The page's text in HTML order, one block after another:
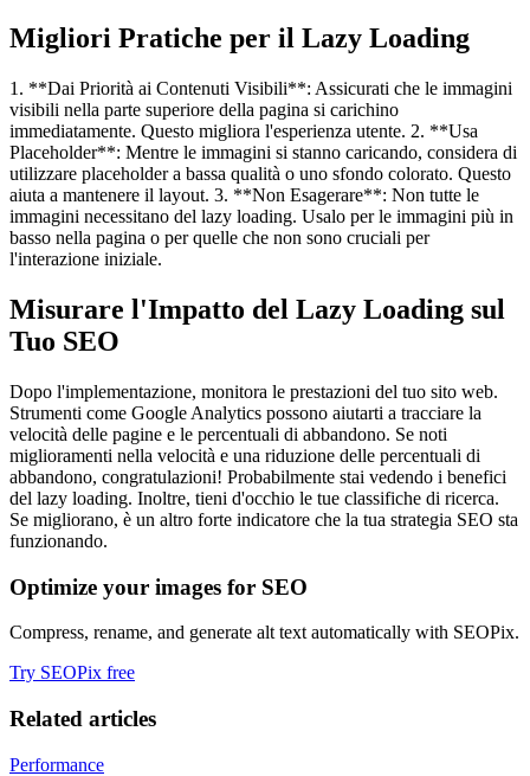
Migliori Pratiche per il Lazy Loading
1. **Dai Priorità ai Contenuti Visibili**: Assicurati che le immagini
visibili nella parte superiore della pagina si carichino
immediatamente. Questo migliora l'esperienza utente. 2. **Usa
Placeholder**: Mentre le immagini si stanno caricando, considera di
utilizzare placeholder a bassa qualità o uno sfondo colorato. Questo
aiuta a mantenere il layout. 3. **Non Esagerare**: Non tutte le
immagini necessitano del lazy loading. Usalo per le immagini più in
basso nella pagina o per quelle che non sono cruciali per
l'interazione iniziale.
Misurare l'Impatto del Lazy Loading sul
Tuo SEO
Dopo l'implementazione, monitora le prestazioni del tuo sito web.
Strumenti come Google Analytics possono aiutarti a tracciare la
velocità delle pagine e le percentuali di abbandono. Se noti
miglioramenti nella velocità e una riduzione delle percentuali di
abbandono, congratulazioni! Probabilmente stai vedendo i benefici
del lazy loading. Inoltre, tieni d'occhio le tue classifiche di ricerca.
Se migliorano, è un altro forte indicatore che la tua strategia SEO sta
funzionando.
Optimize your images for SEO
Compress, rename, and generate alt text automatically with SEOPix.
Try SEOPix free
Related articles
Performance